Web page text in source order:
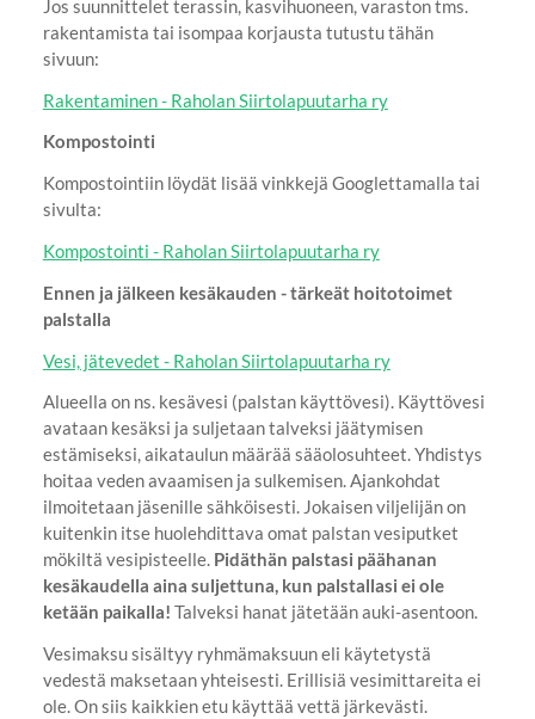
Jos suunnittelet terassin, kasvihuoneen, varaston tms.
rakentamista tai isompaa korjausta tutustu tähän
sivuun:
Rakentaminen - Raholan Siirtolapuutarha ry
Kompostointi
Kompostointiin löydät lisää vinkkejä Googlettamalla tai
sivulta:
Kompostointi - Raholan Siirtolapuutarha ry
Ennen ja jälkeen kesäkauden - tärkeät hoitotoimet
palstalla
Vesi, jätevedet - Raholan Siirtolapuutarha ry
Alueella on ns. kesävesi (palstan käyttövesi). Käyttövesi
avataan kesäksi ja suljetaan talveksi jäätymisen
estämiseksi, aikataulun määrää sääolosuhteet. Yhdistys
hoitaa veden avaamisen ja sulkemisen. Ajankohdat
ilmoitetaan jäsenille sähköisesti. Jokaisen viljelijän on
kuitenkin itse huolehdittava omat palstan vesiputket
mökiltä vesipisteelle. Pidäthän palstasi päähanan
kesäkaudella aina suljettuna, kun palstallasi ei ole
ketään paikalla! Talveksi hanat jätetään auki-asentoon.
Vesimaksu sisältyy ryhmämaksuun eli käytetystä
vedestä maksetaan yhteisesti. Erillisiä vesimittareita ei
ole. On siis kaikkien etu käyttää vettä järkevästi.